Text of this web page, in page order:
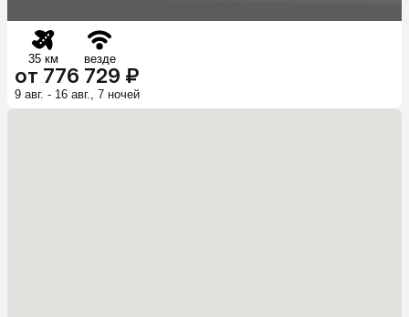
35 км везде
от 776 729 ₽
9 авг. - 16 авг., 7 ночей